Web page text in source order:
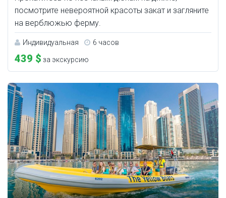
посмотрите невероятной красоты закат и загляните
на верблюжью ферму.
Индивидуальная 6 часов
439 $ за экскурсию